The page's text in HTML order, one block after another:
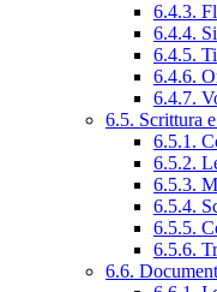
6.4.3.
6.4.4.
6.4.5.
6.4.6.
6.4.7.
6.5. Scrittura
6.5.1.
6.5.2.
6.5.3.
6.5.4.
6.5.5.
6.5.6.
6.6.